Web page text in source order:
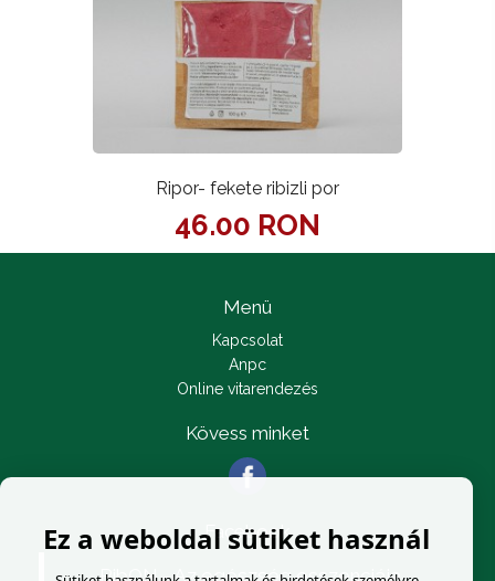
Ripor- fekete ribizli por
46.00 RON
Menü
Kapcsolat
Anpc
Online vitarendezés
Kövess minket
Facebook
RibON - Az egészség esszenciája
Ez a weboldal sütiket használ